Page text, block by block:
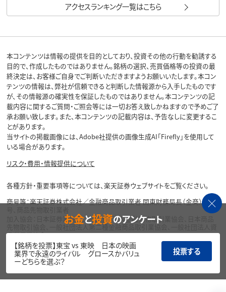
アクセスランキング一覧はこちら
本コンテンツは情報の提供を目的としており、投資その他の行動を勧誘する
目的で、作成したものではありません。銘柄の選択、売買価格等の投資の最
終決定は、お客様ご自身でご判断いただきますようお願いいたします。本コン
テンツの情報は、弊社が信頼できると判断した情報源から入手したものです
が、その情報源の確実性を保証したものではありません。本コンテンツの記
載内容に関するご質問・ご照会等には一切お答え致しかねますので予めご了
承お願い致します。また、本コンテンツの記載内容は、予告なしに変更するこ
とがあります。
当サイトの掲載画像には、Adobe社提供の画像生成AI「Firefly」を使用して
いる場合があります。
リスク・費用・情報提供について
各種方針・重要事項等については、楽天証券ウェブサイトをご覧ください。
商号等：楽天証券株式会社／金融商品取引業者 関東財務局長（金商）第195
加入協会：日本証券業協会、一般社団法人金融先物取引業協会、日本商品
先物取引協会、一般社団法人第二種金融商品取引業協会、一般社団法人資
産運用業協会
Copyright©
1999-2026 Rakuten Securities, Inc. All
お金と投資のアンケート
【銘柄を投票】東宝 vs 東映 日本の映画
業界で永遠のライバル グロースかバリュ
ーどちらを選ぶ？
投票する